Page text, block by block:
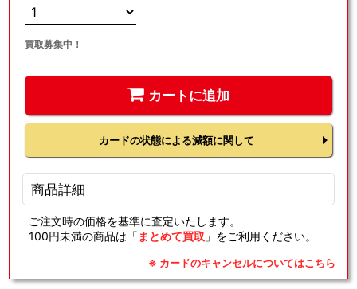
買取募集中！
カートに追加
カードの状態による減額に関して
商品詳細
ご注文時の価格を基準に査定いたします。
100円未満の商品は「 まとめて買取 」をご利用ください。
※ カードのキャンセルについてはこちら